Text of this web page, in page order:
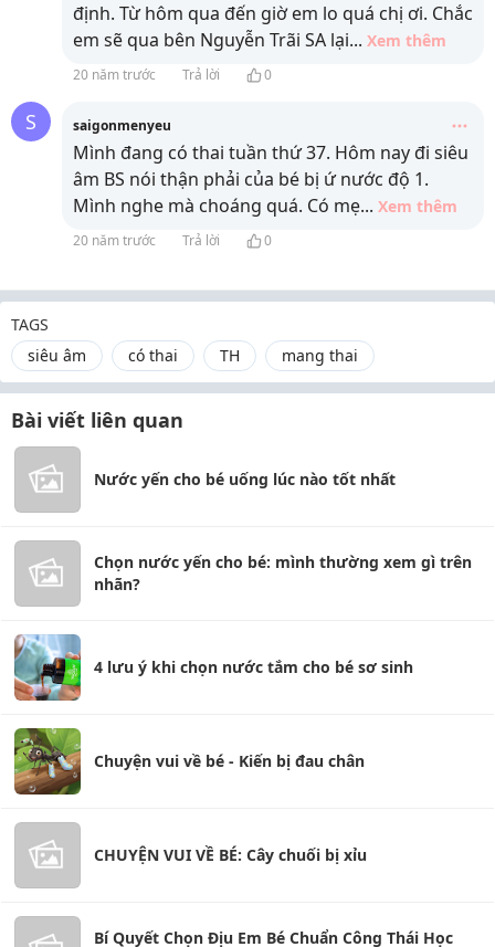
định. Từ hôm qua đến giờ em lo quá chị ơi. Chắc
em sẽ qua bên Nguyễn Trãi SA lại... Xem thêm
20 năm trước Trả lời 0
S saigonmenyeu
Mình đang có thai tuần thứ 37. Hôm nay đi siêu
âm BS nói thận phải của bé bị ứ nước độ 1.
Mình nghe mà choáng quá. Có mẹ... Xem thêm
20 năm trước Trả lời 0
TAGS
siêu âm
có thai TH mang thai
Bài viết liên quan
Nước yến cho bé uống lúc nào tốt nhất
Chọn nước yến cho bé: mình thường xem gì trên
nhãn?
4 lưu ý khi chọn nước tắm cho bé sơ sinh
Chuyện vui về bé - Kiến bị đau chân
CHUYỆN VUI VỀ BÉ: Cây chuối bị xỉu
Bí Quyết Chọn Địu Em Bé Chuẩn Công Thái Học